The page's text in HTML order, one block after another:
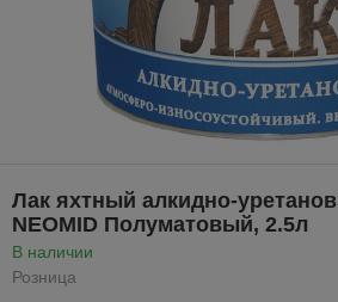
Лак яхтный алкидно-
NEOMID Полуматовый, 2.5л
В наличии
Розница